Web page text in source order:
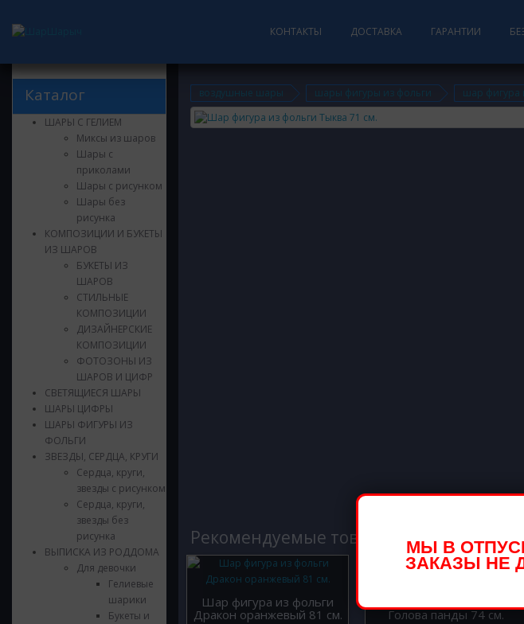
КОНТАКТЫ ДОСТАВКА ГАРАНТИИ
Каталог
ШАРЫ С ГЕЛИЕМ
Миксы из шаров
Шары с
приколами
Шары с рисунком
Шары без
рисунка
КОМПОЗИЦИИ И БУКЕТЫ
ИЗ ШАРОВ
БУКЕТЫ ИЗ
ШАРОВ
СТИЛЬНЫЕ
КОМПОЗИЦИИ
ДИЗАЙНЕРСКИЕ
КОМПОЗИЦИИ
ФОТОЗОНЫ ИЗ
ШАРОВ И ЦИФР
СВЕТЯЩИЕСЯ ШАРЫ
ШАРЫ ЦИФРЫ
ШАРЫ ФИГУРЫ ИЗ
ФОЛЬГИ
ЗВЕЗДЫ, СЕРДЦА, КРУГИ
Сердца, круги,
звезды с рисунком
Сердца, круги,
звезды без
рисунка
ВЫПИСКА ИЗ РОДДОМА
Для девочки
Гелиевые
шарики
Букеты и
воздушные шары шары фигуры из фольги шар фигура
Рекомендуемые товары
Шар фигура из фольги
Дракон оранжевый 81 см.
Голова панды 74 см.
МЫ В
ЗАКАЗЫ НЕ